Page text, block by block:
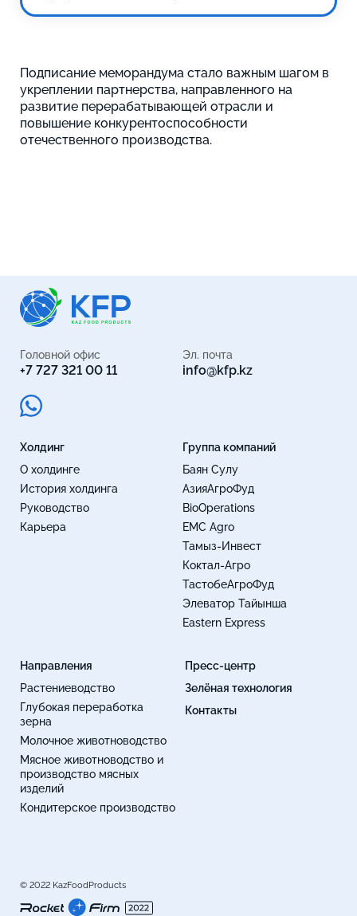
Подписание меморандума стало важным шагом в
укреплении партнерства, направленного на
развитие перерабатывающей отрасли и
повышение конкурентоспособности
отечественного производства.
Холдинг
О холдинге
История холдинга
Руководство
Карьера
Группа компаний
Баян Сулу
АзияАгроФуд
BioOperations
EMC Agro
Тамыз-Инвест
Коктал-Агро
ТастобеАгроФуд
Элеватор Тайынша
Eastern Express
Направления
Растениеводство
Глубокая переработка
зерна
Молочное животноводство
Мясное животноводство и
производство мясных
изделий
Кондитерское производство
Пресс-центр
Зелёная технология
Контакты
Головной офис
+7 727 321 00 11
Эл. почта
info@kfp.kz
© 2022 KazFoodProducts